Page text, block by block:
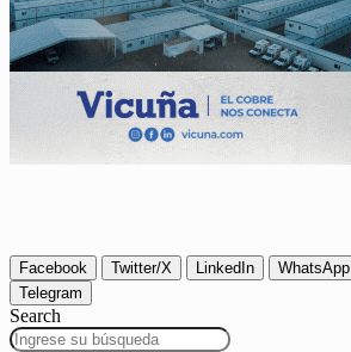
Facebook Twitter/X LinkedIn WhatsApp
Telegram
Search